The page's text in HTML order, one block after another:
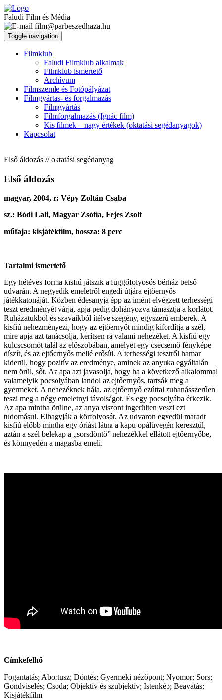
Faludi Film és Média
film@parbeszedhaza.hu
Toggle navigation
Filmklub
Faludi Filmklub alkalmak
Filmklub ismertető
Archívum
Filmszemle és Fotópályázat
Filmgyártás- és forgalmazás
Filmgyártás
Filmforgalmazás (Ignác film)
Kis filmek – nagy értékek (oktatási segédanyagok)
Kapcsolat
Első áldozás // oktatási segédanyag
Első áldozás
magyar, 2004, r: Vépy Zoltán Csaba
sz.: Bódi Lali, Magyar Zsófia, Fejes Zsolt
műfaja: kisjátékfilm, hossza: 8 perc
Tartalmi ismertető
Egy hétéves forma kisfiú játszik a függőfolyosós bérház belső
udvarán. A negyedik emeletről engedi útjára ejtőernyős
játékkatonáját. Közben édesanyja épp az imént elvégzett terhességi
teszt eredményét várja, apja pedig dohányozva támasztja a korlátot.
Ruházatukból és szavaikból ítélve szegény, egyszerű emberek. A
kisfiú nehezményezi, hogy az ejtőernyőt mindig kifordítja a szél,
mire apja azt tanácsolja, kerítsen rá valami nehezéket. A kisfiú egy
kulcscsomót talál az előszobában, amelyet egy csecsemő fényképe
díszít, és az ejtőernyős mellé erősíti. A terhességi tesztről hamar
kiderül, hogy pozitív az eredménye, aminek az anyuka egyáltalán
nem örül, sőt. Az apa azt javasolja, hogy ha a következő alkalommal
valamelyik pocsolyában landol az ejtőernyős, tartsák meg a
gyermeket. A nehezéknek hála, az ejtőernyő ezúttal zuhanásszerűen
teszi meg a négy emeletnyi távolságot. És egy pocsolyába érkezik.
Az apa mintha örülne, az anya viszont ingerülten veszi ezt
tudomásul. Elhagyják a körfolyosót. Az udvaron egyedül maradt
kisfiú előbb mintha egy óriást látna a kapu opálüvegén keresztül,
aztán a szél belekap a „sorsdöntő” nehezékkel ellátott ejtőernyőbe,
és könnyedén a magasba emeli.
Címkefelhő
Fogantatás; Abortusz; Döntés; Gyermeki nézőpont; Nyomor; Sors;
Gondviselés; Csoda; Objektív és szubjektív; Istenkép; Beavatás;
Kisjátékfilm